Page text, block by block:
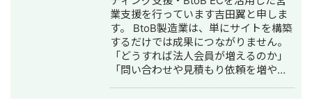
な事例が複数あり。 ・StockSun営業
代行サービス「カリトルくん」、
StockSunサロンの広告運用を担当。
・ベンチャー企業~大手企業のWebマ
ーケティング支援に携わり、Web広告
運用、LP制作を担当。費用対効果を
1.5〜2倍に改善するなど多数。 #SEO
業支援を行っています吉田翼と申しま
す。 BtoB製造業は、単にサイトを構築
するだけでは成果につながりません。
「どうすれば法人会員が増えるのか」
「問い合わせや見積もり依頼を増やせ